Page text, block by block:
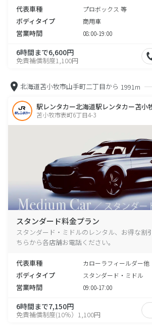
代表車種 プロボックス 等
ボディタイプ 商用車
営業時間 08:00-19:00
6時間まで6,600円
免責補償制度1,100円
北海道苫小牧市山手町二丁目から 1991m
駅レンタカー北海道駅レンタカー苫小
苫小牧市表町6丁目4-3
スタンダード料金プラン
スタンダード・ミドルのレンタル、お得な割
ちらから各店舗お電話ください。
代表車種 カローラフィールダー他
ボディタイプ スタンダード・ミドル
営業時間 09:00-17:00
6時間まで7,150円
免責補償制度(10％）1,100円